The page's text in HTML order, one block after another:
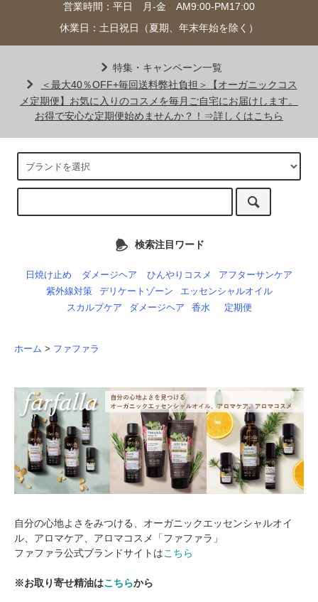
営業時間：平日 月-金 AM9:00-PM17:00
休業日：土日祝日（夏期、年末年始を除く）
特集・キャンペーン一覧
＜最大40％OFF+毎回送料弊社負担＞【オーガニックコス
メ定期便】お気に入りのコスメを毎月ご自宅にお届けします。
お得で安心な定期便始めませんか？！⇒詳しくはこちら
検索注目ワード
日焼け止め ダメージヘア ひんやりコスメ
アフターサンケア
紫外線対策
デリケートゾーン
エッセンシャルオイル
スカルプケア
ダメージヘア 香水 定期便
ホーム > ファファラ
自分の心地よさをみつける、オーガニックエッセンシャルオイ
ル、アロマケア、アロマコスメ「ファファラ」
ファファラ公式ブランドサイトはこちら
※お取り寄せ精油はこちらから